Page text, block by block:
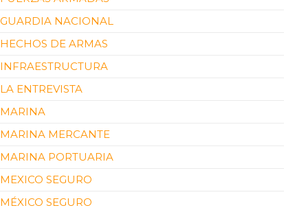
GUARDIA NACIONAL
HECHOS DE ARMAS
INFRAESTRUCTURA
LA ENTREVISTA
MARINA
MARINA MERCANTE
MARINA PORTUARIA
MEXICO SEGURO
MÉXICO SEGURO